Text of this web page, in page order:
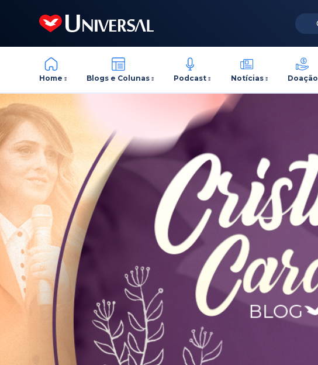
Home Blogs e Colunas Podcast Notícias Doação